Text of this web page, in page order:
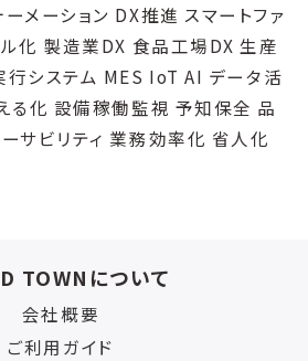
ーメーション DX推進 スマートファ
化 製造業DX 食品工場DX 生産
行システム MES IoT AI データ活
る化 設備稼働監視 予知保全 品
サビリティ 業務効率化 省人化
TOWNについて
会社概要
ご利用ガイド